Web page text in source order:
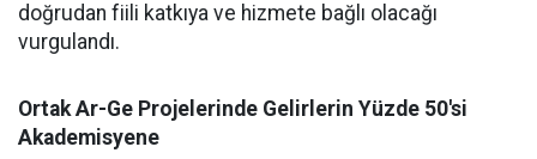
doğrudan fiili katkıya ve hizmete bağlı olacağı
vurgulandı.
​Ortak Ar-Ge Projelerinde Gelirlerin Yüzde 50'si
Akademisyene